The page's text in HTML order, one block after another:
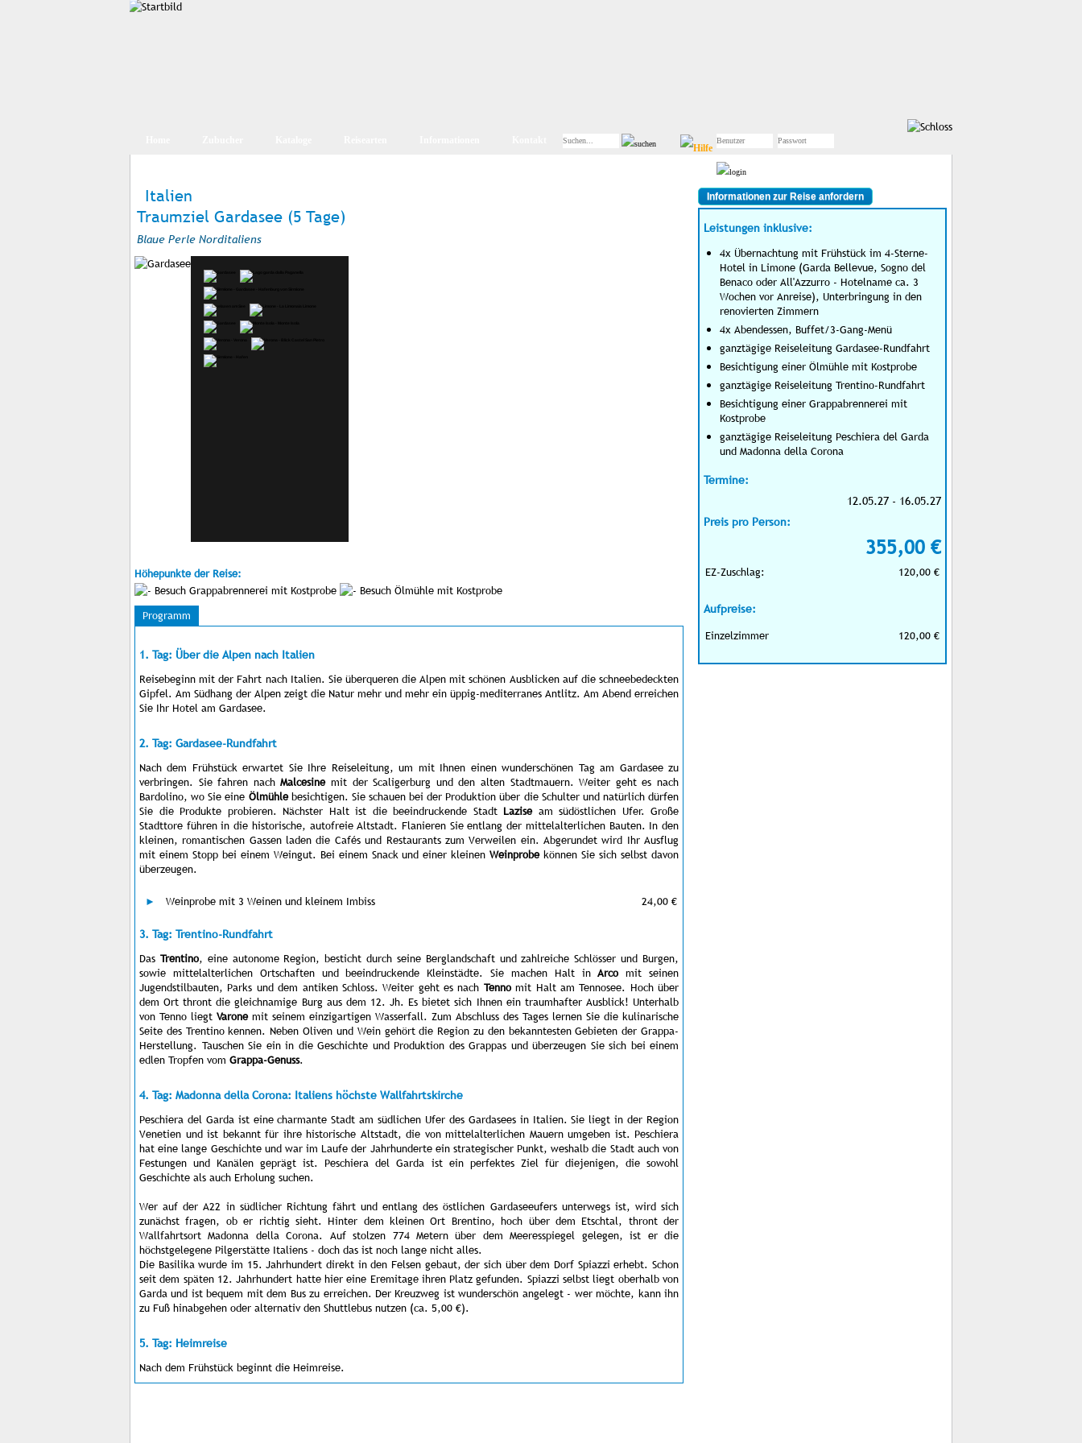
Italien
Traumziel Gardasee (5 Tage)
Blaue Perle Norditaliens
Höhepunkte der Reise:
Besuch Grappabrennerei mit Kostprobe
Besuch Ölmühle mit Kostprobe
Programm
1. Tag: Über die Alpen nach Italien
Reisebeginn mit der Fahrt nach Italien. Sie überqueren die Alpen mit schönen Ausblicken auf die schneebedeckten
Gipfel. Am Südhang der Alpen zeigt die Natur mehr und mehr ein üppig-mediterranes Antlitz. Am Abend erreichen
Sie Ihr Hotel am Gardasee.
2. Tag: Gardasee-Rundfahrt
Nach dem Frühstück erwartet Sie Ihre Reiseleitung, um mit Ihnen einen wunderschönen Tag am Gardasee zu
verbringen. Sie fahren nachMalcesinemit der Scaligerburg und den alten Stadtmauern. Weiter geht es nach
Bardolino, wo Sie eine Ölmühlebesichtigen. Sie schauen bei der Produktion über die Schulter und natürlich dürfen
Sie die Produkte probieren. Nächster Halt ist die beeindruckende Stadt Laziseam südöstlichen Ufer. Große
Stadttore führen in die historische, autofreie Altstadt. Flanieren Sie entlang der mittelalterlichen Bauten. In den
kleinen, romantischen Gassen laden die Cafés und Restaurants zum Verweilen ein. Abgerundet wird Ihr Ausflug
mit einem Stopp bei einem Weingut. Bei einem Snack und einer kleinenWeinprobekönnen Sie sich selbst davon
überzeugen.
Weinprobe mit 3 Weinen und kleinem Imbiss 24,00 €
3. Tag: Trentino-Rundfahrt
Das Trentino, eine autonome Region, besticht durch seine Berglandschaft und zahlreiche Schlösser und Burgen,
sowie mittelalterlichen Ortschaften und beeindruckende Kleinstädte. Sie machen Halt inArco mit seinen
Jugendstilbauten, Parks und dem antiken Schloss. Weiter geht es nach Tennomit Halt am Tennosee. Hoch über
dem Ort thront die gleichnamige Burg aus dem 12. Jh. Es bietet sich Ihnen ein traumhafter Ausblick! Unterhalb
von Tenno liegt Varonemit seinem einzigartigen Wasserfall. Zum Abschluss des Tages lernen Sie die kulinarische
Seite des Trentino kennen. Neben Oliven und Wein gehört die Region zu den bekanntesten Gebieten der Grappa-
Herstellung. Tauschen Sie ein in die Geschichte und Produktion des Grappas und überzeugen Sie sich bei einem
edlen Tropfen vom Grappa-Genuss.
4. Tag: Madonna della Corona: Italiens höchste Wallfahrtskirche
Peschiera del Garda ist eine charmante Stadt am südlichen Ufer des Gardasees in Italien. Sie liegt in der Region
Venetien und ist bekannt für ihre historische Altstadt, die von mittelalterlichen Mauern umgeben ist. Peschiera
hat eine lange Geschichte und war im Laufe der Jahrhunderte ein strategischer Punkt, weshalb die Stadt auch von
Festungen und Kanälen geprägt ist. Peschiera del Garda ist ein perfektes Ziel für diejenigen, die sowohl
Geschichte als auch Erholung suchen.
Wer auf der A22 in südlicher Richtung fährt und entlang des östlichen Gardaseeufers unterwegs ist, wird sich
zunächst fragen, ob er richtig sieht. Hinter dem kleinen Ort Brentino, hoch über dem Etschtal, thront der
Wallfahrtsort Madonna della Corona. Auf stolzen 774 Metern über dem Meeresspiegel gelegen, ist er die
höchstgelegene Pilgerstätte Italiens - doch das ist noch lange nicht alles.
Die Basilika wurde im 15. Jahrhundert direkt in den Felsen gebaut, der sich über dem Dorf Spiazzi erhebt. Schon
seit dem späten 12. Jahrhundert hatte hier eine Eremitage ihren Platz gefunden. Spiazzi selbst liegt oberhalb von
Garda und ist bequem mit dem Bus zu erreichen. Der Kreuzweg ist wunderschön angelegt - wer möchte, kann ihn
zu Fuß hinabgehen oder alternativ den Shuttlebus nutzen (ca. 5,00 €).
5. Tag: Heimreise
Nach dem Frühstück beginnt die Heimreise.
Informationen zur Reise anfordern
Leistungen inklusive:
4x Übernachtung mit Frühstück im 4-Sterne-
Hotel in Limone (Garda Bellevue, Sogno del
Benaco oder All'Azzurro - Hotelname ca. 3
Wochen vor Anreise), Unterbringung in den
renovierten Zimmern
4x Abendessen, Buffet/3-Gang-Menü
ganztägige Reiseleitung Gardasee-Rundfahrt
Besichtigung einer Ölmühle mit Kostprobe
ganztägige Reiseleitung Trentino-Rundfahrt
Besichtigung einer Grappabrennerei mit
Kostprobe
ganztägige Reiseleitung Peschiera del Garda
und Madonna della Corona
Termine:
12.05.27 - 16.05.27
Preis pro Person:
355,00 €
EZ-Zuschlag: 120,00 €
Aufpreise:
Einzelzimmer
120,00 €